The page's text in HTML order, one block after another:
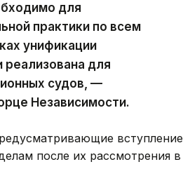
для
практики по всем
унификации
для
судов, —
Независимости.
вступление
после их рассмотрения в